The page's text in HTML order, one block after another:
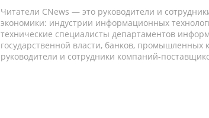
Читатели CNews — это руководители и
экономики: индустрии информационных
технические специалисты департаментов
государственной власти, банков, промышленных
руководители и сотрудники компаний-